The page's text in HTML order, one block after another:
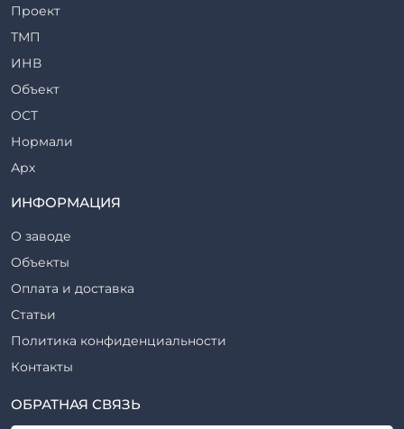
Ригели железобетонные
Закладные детали
Трубы железобетонные
Утяжелители железобетонные
Фермы железобетонные
Фундаментные блоки
Фундаменты железобетонные
Шахты лифтов железобетонные
Шпалы железобетонные
Элементы благоустройства
Трубы асбоцементные
Проект
ТМП
ИНВ
Объект
ОСТ
Нормали
Арх
ТР
Рабочие чертежи
ТУ
ИНФОРМАЦИЯ
О заводе
Объекты
Оплата и доставка
Статьи
Политика конфиденциальности
Контакты
ОБРАТНАЯ СВЯЗЬ